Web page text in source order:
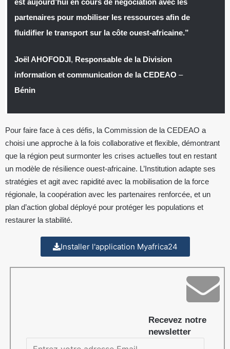
est aujourd’hui en cours de négociation avec les
partenaires pour mobiliser les ressources afin de
fluidifier le transport sur la côte ouest-africaine.”
Joël AHOFODJI, Responsable de la Division
information et communication de la CEDEAO –
Bénin
Pour faire face à ces défis, la Commission de la CEDEAO a
choisi une approche à la fois collaborative et flexible, démontrant
que la région peut surmonter les crises actuelles tout en restant
un modèle de résilience ouest-africaine. L’Institution adapte ses
stratégies et agit avec rapidité avec la mobilisation de la force
régionale, la coopération avec les partenaires renforcée, et un
plan d’action global déployé pour protéger les populations et
restaurer la stabilité.
Installer l'application Myafrica24
Recevez notre
newsletter